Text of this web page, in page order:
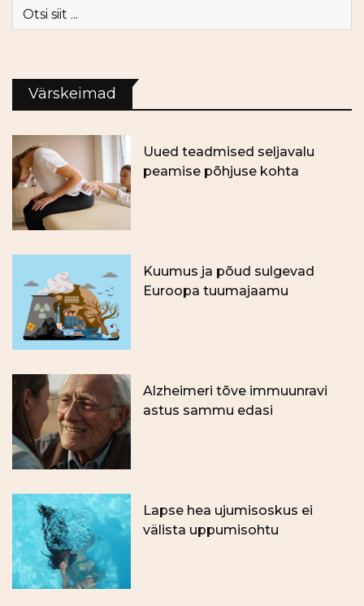
Värskeimad
Uued teadmised seljavalu
peamise põhjuse kohta
Kuumus ja põud sulgevad
Euroopa tuumajaamu
Alzheimeri tõve immuunravi
astus sammu edasi
Lapse hea ujumisoskus ei
välista uppumisohtu